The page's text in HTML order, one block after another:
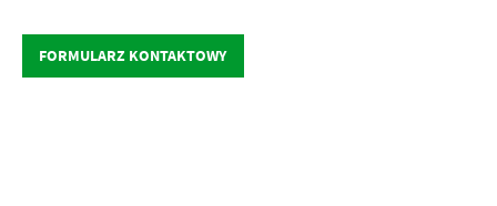
FORMULARZ KONTAKTOWY